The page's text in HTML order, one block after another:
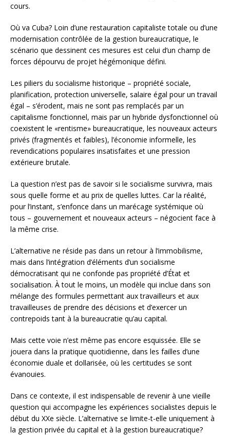
cours.
Où va Cuba? Loin d’une restauration capitaliste totale ou d’une
modernisation contrôlée de la gestion bureaucratique, le
scénario que dessinent ces mesures est celui d’un champ de
forces dépourvu de projet hégémonique défini.
Les piliers du socialisme historique – propriété sociale,
planification, protection universelle, salaire égal pour un travail
égal – s’érodent, mais ne sont pas remplacés par un
capitalisme fonctionnel, mais par un hybride dysfonctionnel où
coexistent le «rentisme» bureaucratique, les nouveaux acteurs
privés (fragmentés et faibles), l’économie informelle, les
revendications populaires insatisfaites et une pression
extérieure brutale.
La question n’est pas de savoir si le socialisme survivra, mais
sous quelle forme et au prix de quelles luttes. Car la réalité,
pour l’instant, s’enfonce dans un marécage systémique où
tous – gouvernement et nouveaux acteurs – négocient face à
la même crise.
L’alternative ne réside pas dans un retour à l’immobilisme,
mais dans l’intégration d’éléments d’un socialisme
démocratisant qui ne confonde pas propriété d’État et
socialisation. À tout le moins, un modèle qui inclue dans son
mélange des formules permettant aux travailleurs et aux
travailleuses de prendre des décisions et d’exercer un
contrepoids tant à la bureaucratie qu’au capital.
Mais cette voie n’est même pas encore esquissée. Elle se
jouera dans la pratique quotidienne, dans les failles d’une
économie duale et dollarisée, où les certitudes se sont
évanouies.
Dans ce contexte, il est indispensable de revenir à une vieille
question qui accompagne les expériences socialistes depuis le
début du XXe siècle. L’alternative se limite-t-elle uniquement à
la gestion privée du capital et à la gestion bureaucratique?